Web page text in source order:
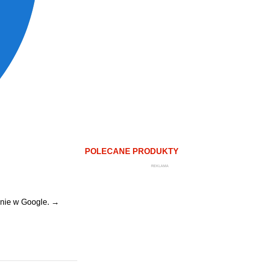
w Google. →
POLECANE PRODUKTY
REKLAMA